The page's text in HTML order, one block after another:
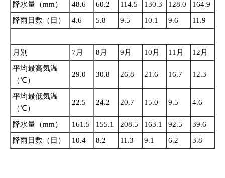
降水量（mm） 48.6 60.2 114.5 130.3 128.0
164.9
降雨日数（日）
4.6 5.8 9.5 10.1 9.6 11.9
月別 7月 8月 9月 10月 11月
12月
平均最高気温
（℃）
29.0 30.8 26.8 21.6 16.7 12.3
平均最低気温
（℃）
22.5 24.2 20.7 15.0 9.5 4.6
降水量（mm） 161.5 155.1 208.5 163.1 92.5
39.6
降雨日数（日）
10.4 8.2 11.3 9.1 6.2 3.8